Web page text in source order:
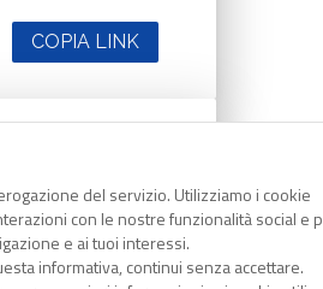
del servizio. Utilizziamo i cookie
con le nostre funzionalità social e
e ai tuoi interessi.
informativa, continui senza accettare.
COPIA LINK